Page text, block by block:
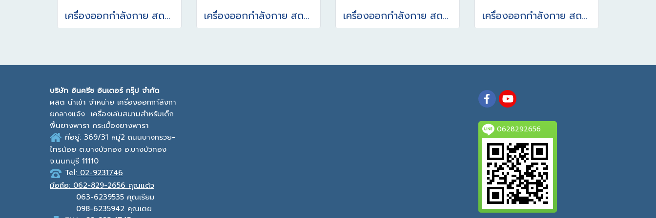
เครื่องออกกำลังกาย สถานีวงล้อบริหารแขนและหัวไหล่ รุ่นเบาะ/ชิ้นส่วนแบบยาง ผลิตจากยางพาราธรรมชาติ (NR) เครื่องออกกำลังกาย สถานีบริหารกล้ามเนื้อแขนไหล่หน้าอก (แบบคู่) รุ่นเบาะ/ชิ้นส่วนแบบยาง ผลิตจากยางพาราธรรมชาติ (NR) เครื่องออกกำลังกาย สถานีลูกกลิ้งนวดหลังแนวตั้ง – แนวนอน รุ่นเบาะ/ชิ้นส่วนแบบยาง ผลิตจากยางพาราธรรมชาติ (NR) เครื่องออกกำลังกาย สถานียืนบิดบริหารเอวพร้อมบาร์ยกตัว (แบบคู่) รุ่นเบาะ/ชิ้นส่วนแบบยาง ผลิตจากยางพาราธรรมชาติ (NR)
บริษัท อินครีซ อินเตอร์ กรุ๊ป จำกัด
ผลิต นำเข้า จำหน่าย เครื่องออกกาํลังกา
ยกลางแจ้ง เครื่องเล่นสนามสำหรับเด็ก
พื้นยางพารา กระเบื้องยางพารา
ที่อยู่: 369/31 หมู่2 ถนนบางกรวย-
ไทรน้อย ต.บางบัวทอง อ.บางบัวทอง
จ.นนทบุรี 11110
Tel: 02-9231746
มือถือ: 062-829-2656 คุณแต้ว
063-6239535 คุณเรียม
098-6235942 คุณเตย
0628292656